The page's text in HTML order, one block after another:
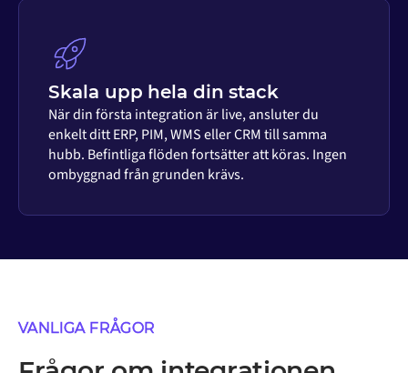
Skala upp hela din stack
När din första integration är live, ansluter du
enkelt ditt ERP, PIM, WMS eller CRM till samma
hubb. Befintliga flöden fortsätter att köras. Ingen
ombyggnad från grunden krävs.
VANLIGA FRÅGOR